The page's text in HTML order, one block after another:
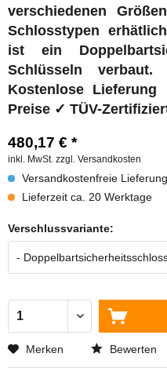
verschiedenen
Schlosstypen
ist ein
Schlüsseln
Kostenlose
Preise ✓ TÜV-
480,17 € *
inkl. MwSt. zzgl. Versandkosten
Versandkostenfreie
Lieferzeit ca. 20 Werktage
Verschlussvariante:
Merken Bewerten